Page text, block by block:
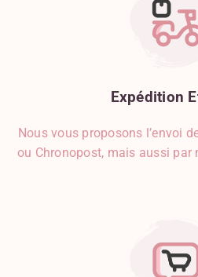
Expédition
Nous vous proposons l’envoi
ou Chronopost, mais aussi par